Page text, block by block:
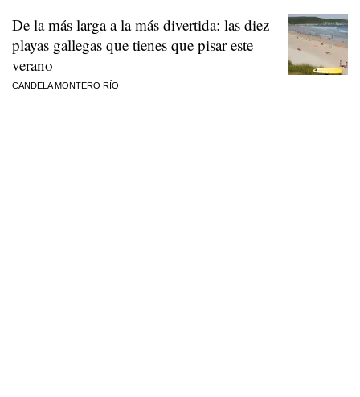
De la más larga a la más divertida: las diez
playas gallegas que tienes que pisar este
verano
CANDELA MONTERO RÍO